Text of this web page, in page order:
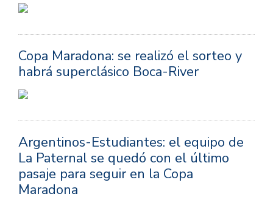
Copa Maradona: se realizó el sorteo y
habrá superclásico Boca-River
Argentinos-Estudiantes: el equipo de
La Paternal se quedó con el último
pasaje para seguir en la Copa
Maradona